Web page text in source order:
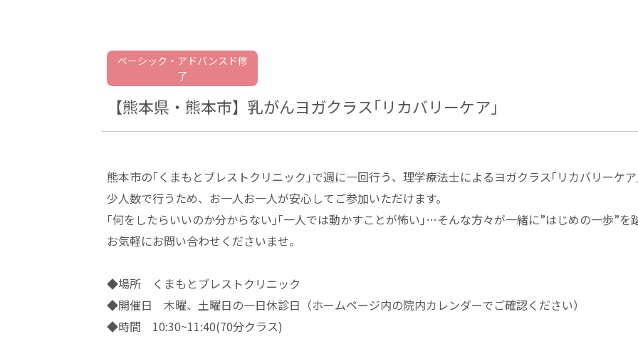
ベーシック・アドバンスド修
了
【熊本県・熊本市】乳がんヨガクラス｢リカバリーケア｣
熊本市の｢くまもとブレストクリニック｣で週に一回行う、理学療法士によるヨガクラス｢リカバリーケア
少人数で行うため、お一人お一人が安心してご参加いただけます。
｢何をしたらいいのか分からない｣｢一人では動かすことが怖い｣…そんな方々が一緒に”はじめの一歩”を
お気軽にお問い合わせくださいませ。
◆場所 くまもとブレストクリニック
◆開催日 木曜、土曜日の一日休診日（ホームページ内の院内カレンダーでご確認ください）
◆時間 10:30~11:40(70分クラス)